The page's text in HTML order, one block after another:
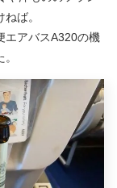
ば。
エアバスA320の機